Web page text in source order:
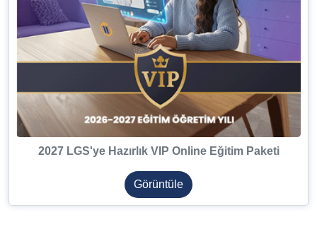
2027 LGS'ye Hazırlık VIP Online Eğitim Paketi
Görüntüle